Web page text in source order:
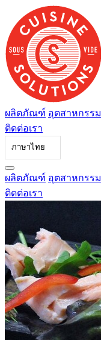
ไป
ที่
เนื้อหา
ผลิตภัณฑ์ อุตสาหกรรม
ติดต่อเรา
ภาษาไทย
ผลิตภัณฑ์ อุตสาหกรรม
ติดต่อเรา